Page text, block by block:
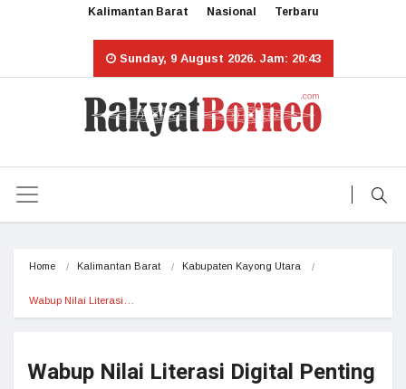
Kalimantan Barat Nasional Terbaru
Sunday, 9 August 2026. Jam: 20:43
Home Kalimantan Barat Kabupaten Kayong Utara
Wabup Nilai Literasi…
Wabup Nilai Literasi Digital Penting